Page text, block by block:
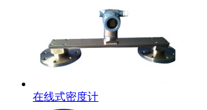
在线式密度计